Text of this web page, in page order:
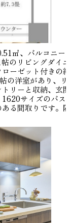
㎡、バルコニー
のリビングダイニ
ーゼット付きの約
の洋室があり、リ
リーと収納、玄関
サイズのバス
る間取りです。陽